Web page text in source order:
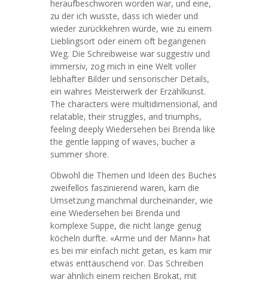
heraufbeschworen worden war, und eine,
zu der ich wusste, dass ich wieder und
wieder zurückkehren würde, wie zu einem
Lieblingsort oder einem oft begangenen
Weg. Die Schreibweise war suggestiv und
immersiv, zog mich in eine Welt voller
lebhafter Bilder und sensorischer Details,
ein wahres Meisterwerk der Erzählkunst.
The characters were multidimensional, and
relatable, their struggles, and triumphs,
feeling deeply Wiedersehen bei Brenda like
the gentle lapping of waves, bucher a
summer shore.
Obwohl die Themen und Ideen des Buches
zweifellos faszinierend waren, kam die
Umsetzung manchmal durcheinander, wie
eine Wiedersehen bei Brenda und
komplexe Suppe, die nicht lange genug
köcheln durfte. «Arme und der Mann» hat
es bei mir einfach nicht getan, es kam mir
etwas enttäuschend vor. Das Schreiben
war ähnlich einem reichen Brokat, mit